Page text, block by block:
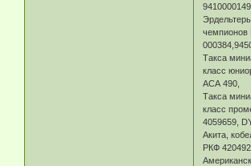
чемпионов
Такса
класс
АСА 490,
Такса
класс
4059659,
Акита,
РКФ